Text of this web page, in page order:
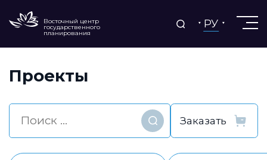
Восточный центр
государственного
планирования
РУ
Проекты
Найти